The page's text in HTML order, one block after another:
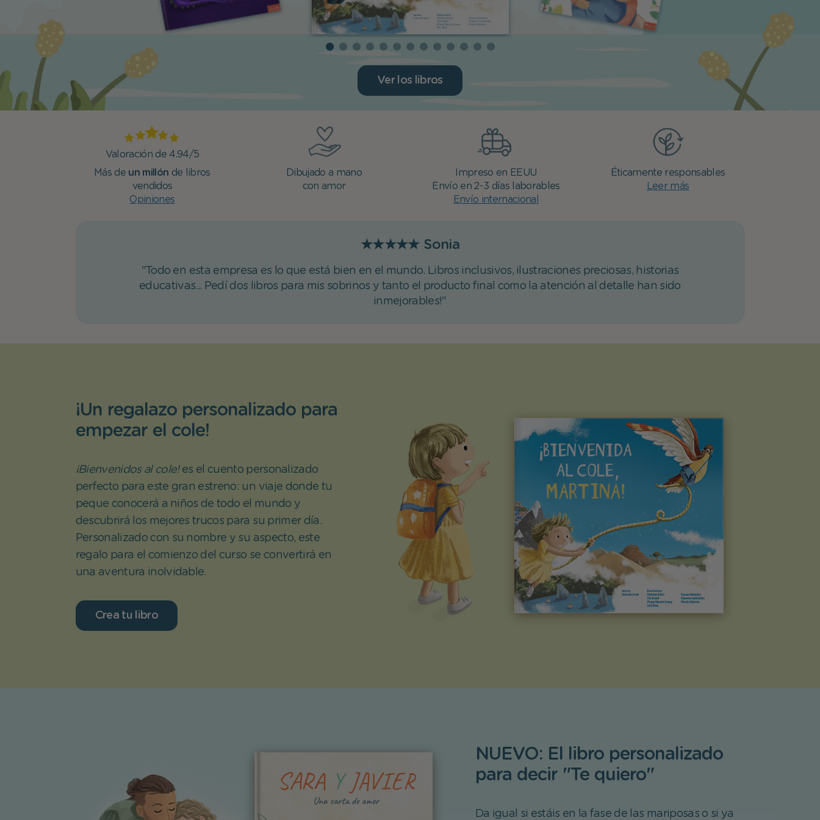
Ver los libros
Valoración de 4.94/5
Más de un millón de libros
vendidos
Opiniones
Dibujado a mano
con amor
Impreso en EEUU
Envío en 2-3 días laborables
Envío internacional
Éticamente responsables
Leer más
★★★★★ Sonia
"Todo en esta empresa es lo que está bien en el mundo. Libros inclusivos, ilustraciones preciosas, historias
educativas... Pedí dos libros para mis sobrinos y tanto el producto final como la atención al detalle han sido
inmejorables!"
¡Un regalazo personalizado para
empezar el cole!
¡Bienvenidos al cole!es el cuento personalizado
perfecto para este gran estreno: un viaje donde tu
peque conocerá a niños de todo el mundo y
descubrirá los mejores trucos para su primer día.
Personalizado con su nombre y su aspecto, este
regalo para el comienzo del curso se convertirá en
una aventura inolvidable.
Crea tu libro
NUEVO: El libro personalizado
para decir "Te quiero"
Da igual si estáis en la fase de las mariposas o si ya